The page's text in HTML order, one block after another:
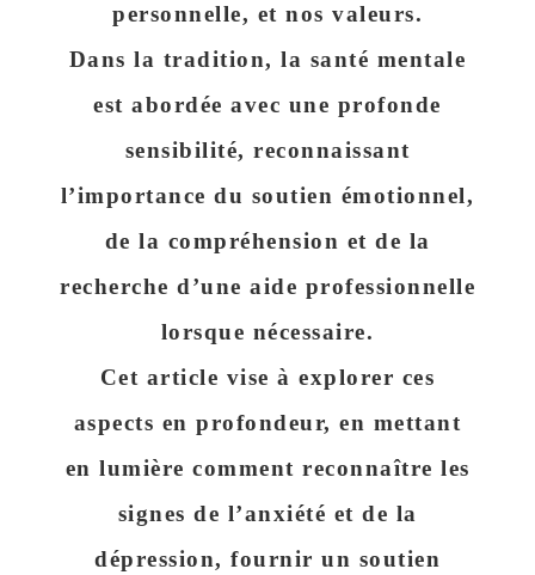
personnelle, et nos valeurs.
Dans la tradition, la santé mentale
est abordée avec une profonde
sensibilité, reconnaissant
l’importance du soutien émotionnel,
de la compréhension et de la
recherche d’une aide professionnelle
lorsque nécessaire.
Cet article vise à explorer ces
aspects en profondeur, en mettant
en lumière comment reconnaître les
signes de l’anxiété et de la
dépression, fournir un soutien